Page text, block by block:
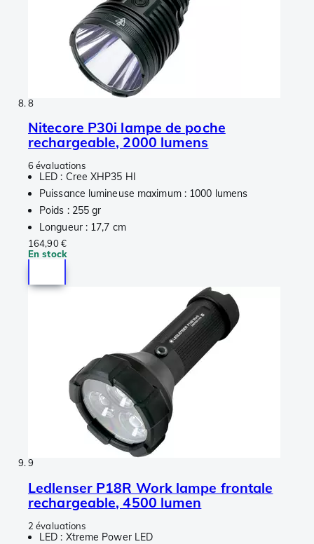
8
Nitecore P30i lampe de poche
rechargeable, 2000 lumens
6 évaluations
LED : Cree XHP35 HI
Puissance lumineuse maximum : 1000 lumens
Poids : 255 gr
Longueur : 17,7 cm
164,90 €
En stock
9
Ledlenser P18R Work lampe frontale
rechargeable, 4500 lumen
2 évaluations
LED : Xtreme Power LED